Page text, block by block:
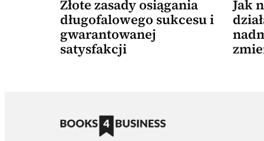
Złote zasady osiągania
długofalowego sukcesu i
gwarantowanej
satysfakcji
Jak